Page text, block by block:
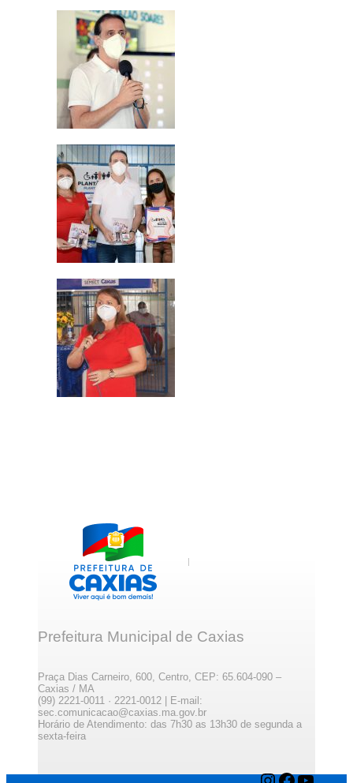
Prefeitura Municipal de Caxias
Praça Dias Carneiro, 600, Centro, CEP: 65.604-090 –
Caxias / MA
(99) 2221-0011 · 2221-0012 | E-mail:
sec.comunicacao@caxias.ma.gov.br
Horário de Atendimento: das 7h30 as 13h30 de segunda a
sexta-feira